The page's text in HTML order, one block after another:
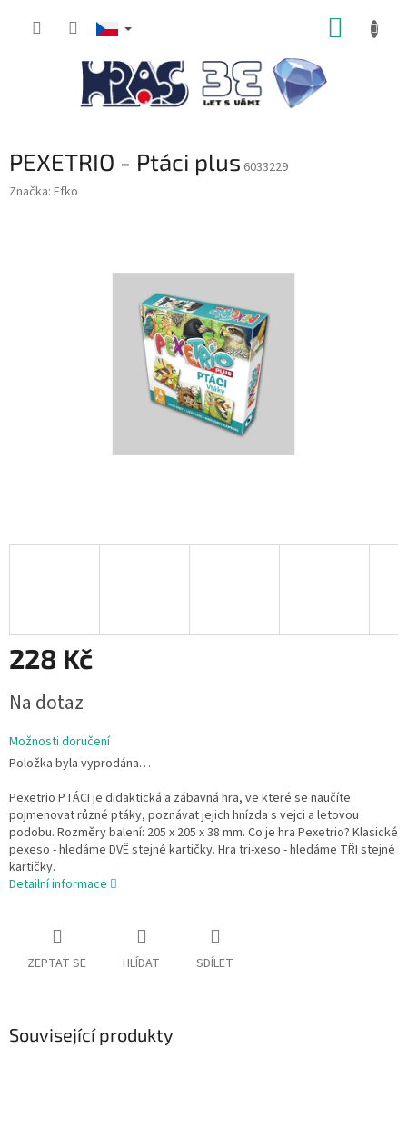
PEXETRIO - Ptáci plus 6033229
Značka: Efko
228 Kč
cena:
Na dotaz
Možnosti doručení
Položka byla vyprodána…
Pexetrio PTÁCI je didaktická a zábavná hra, ve které se naučíte
pojmenovat různé ptáky, poznávat jejich hnízda s vejci a letovou
podobu. Rozměry balení: 205 x 205 x 38 mm. Co je hra Pexetrio? Klasické
pexeso - hledáme DVĚ stejné kartičky. Hra tri-xeso - hledáme TŘI stejné
kartičky.
Detailní informace
ZEPTAT SE HLÍDAT SDÍLET
Související produkty